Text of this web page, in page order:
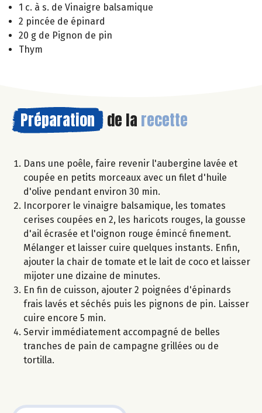
1 c. à s. de Vinaigre balsamique
2 pincée de épinard
20 g de Pignon de pin
Thym
Préparation de la recette
Dans une poêle, faire revenir l'aubergine lavée et
coupée en petits morceaux avec un filet d'huile
d'olive pendant environ 30 min.
Incorporer le vinaigre balsamique, les tomates
cerises coupées en 2, les haricots rouges, la gousse
d'ail écrasée et l'oignon rouge émincé finement.
Mélanger et laisser cuire quelques instants. Enfin,
ajouter la chair de tomate et le lait de coco et laisser
mijoter une dizaine de minutes.
En fin de cuisson, ajouter 2 poignées d'épinards
frais lavés et séchés puis les pignons de pin. Laisser
cuire encore 5 min.
Servir immédiatement accompagné de belles
tranches de pain de campagne grillées ou de
tortilla.